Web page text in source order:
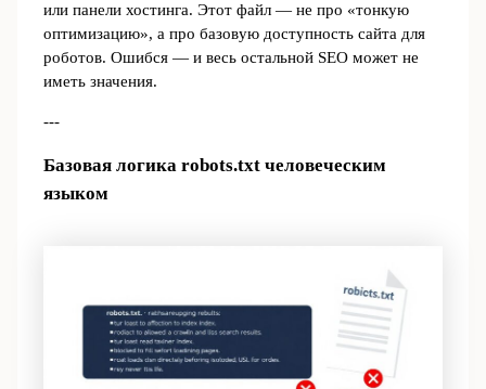
или панели хостинга. Этот файл — не про «тонкую
оптимизацию», а про базовую доступность сайта для
роботов. Ошибся — и весь остальной SEO может не
иметь значения.
---
Базовая логика robots.txt человеческим
языком